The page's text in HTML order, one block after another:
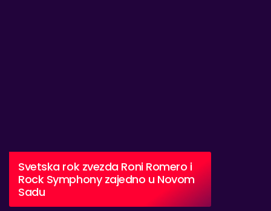
Svetska rok zvezda Roni Romero i
Rock Symphony zajedno u Novom
Sadu